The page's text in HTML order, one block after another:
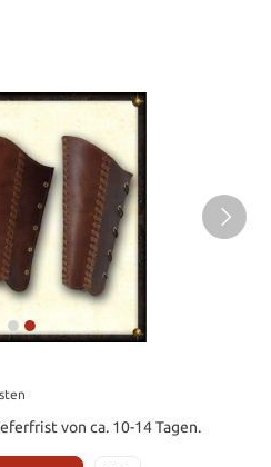
von ca. 10-14 Tagen.